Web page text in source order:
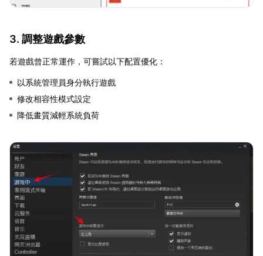
3. 調整遊戲參數
若遊戲曾正常運作，可嘗試以下配置優化：
以系統管理員身分執行遊戲
修改相容性模式設定
降低畫質減輕系統負荷